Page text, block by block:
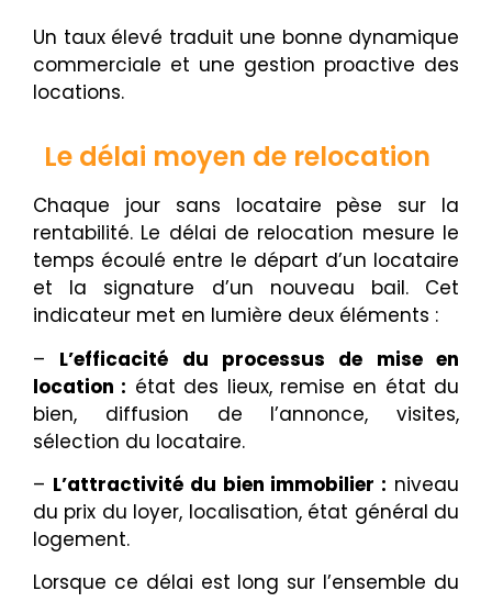
Un taux élevé traduit une bonne dynamique
commerciale et une gestion proactive des
locations.
Le délai moyen de relocation
Chaque jour sans locataire pèse sur la
rentabilité. Le délai de relocation mesure le
temps écoulé entre le départ d’un locataire
et la signature d’un nouveau bail. Cet
indicateur met en lumière deux éléments :
– L’efficacité du processus de mise en
location : état des lieux, remise en état du
bien, diffusion de l’annonce, visites,
sélection du locataire.
– L’attractivité du bien immobilier : niveau
du prix du loyer, localisation, état général du
logement.
Lorsque ce délai est long sur l’ensemble du